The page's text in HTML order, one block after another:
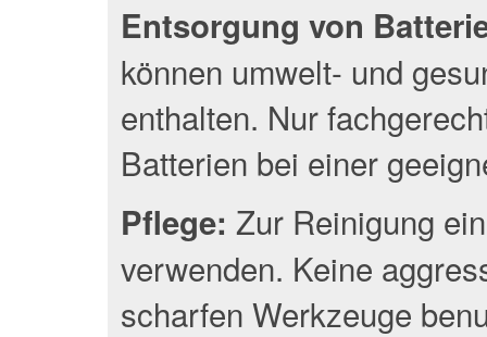
Entsorgung von
können umwelt- und
enthalten. Nur
Batterien bei einer
Pflege: Zur Reinigung
verwenden. Keine
scharfen Werkzeuge